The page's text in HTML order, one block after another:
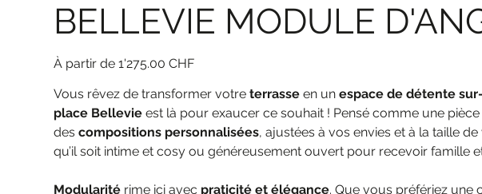
BELLEVIE MODULE
Prix
1'275.00 CHF
Vous rêvez de transformer votreterrasse en unespace de détente
place Bellevie est là pour exaucer ce souhait ! Pensé comme une
descompositions personnalisées, ajustées à vos envies et à la taille
qu’il soit intime et cosy ou généreusement ouvert pour recevoir famille
Modularité rime ici avec praticité et élégance. Que vous préfériez